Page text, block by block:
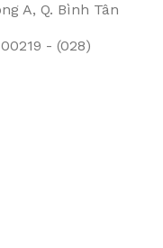
A, Q. Bình Tân
- (028)